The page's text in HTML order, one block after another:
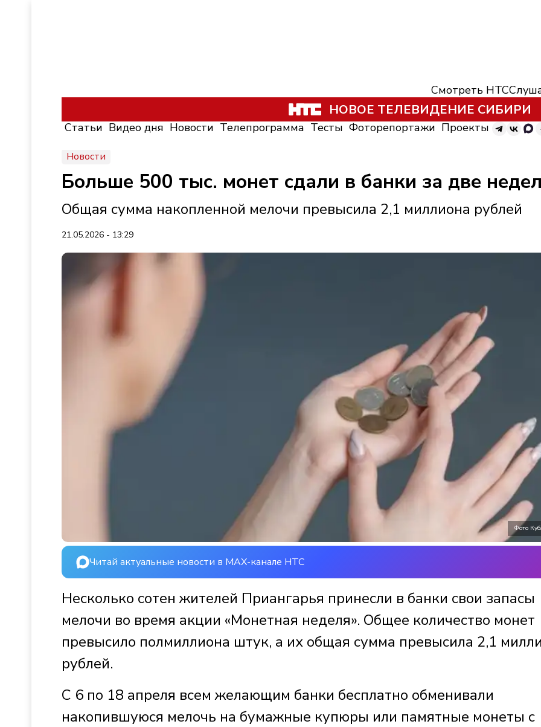
Смотреть НТС
НОВОЕ ТЕЛЕВИДЕНИЕ СИБИРИ
Статьи Видео дня Новости Телепрограмма Тесты Фоторепортажи Проекты
Новости
Больше 500 тыс. монет сдали в банки за две
Общая сумма накопленной мелочи превысила 2,1 миллиона рублей
21.05.2026 - 13:29
Фото
Читай актуальные новости в MAX-канале НТС
Несколько сотен жителей Приангарья принесли в банки свои запасы
мелочи во время акции «Монетная неделя». Общее количество монет
превысило полмиллиона штук, а их общая сумма превысила 2,1
рублей.
С 6 по 18 апреля всем желающим банки бесплатно обменивали
накопившуюся мелочь на бумажные купюры или памятные монеты с